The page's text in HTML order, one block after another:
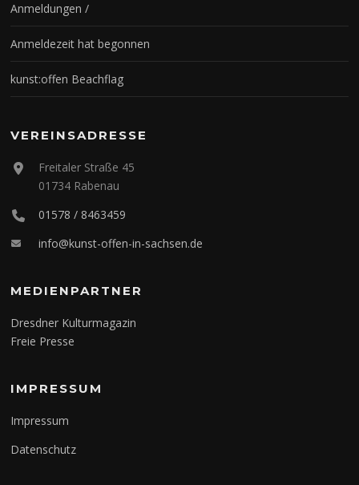
Anmeldungen /
Anmeldezeit hat begonnen
kunst:offen Beachflag
VEREINSADRESSE
Freitaler Straße 45
01734 Rabenau
01578 / 8463459
info@kunst-offen-in-sachsen.de
MEDIENPARTNER
Dresdner Kulturmagazin
Freie Presse
IMPRESSUM
Impressum
Datenschutz